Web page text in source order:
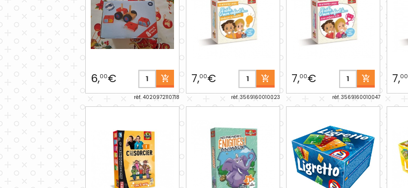
6,00€
réf. 4020972110718
7,00€
réf. 3569160010023
7,00€
réf. 3569160010047
7,00